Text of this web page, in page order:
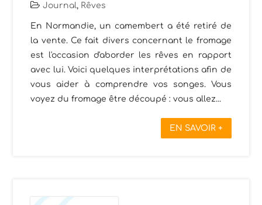
Journal, Rêves
En Normandie, un camembert a été retiré de
la vente. Ce fait divers concernant le fromage
est l'occasion d'aborder les rêves en rapport
avec lui. Voici quelques interprétations afin de
vous aider à comprendre vos songes. Vous
voyez du fromage être découpé : vous allez...
EN SAVOIR +